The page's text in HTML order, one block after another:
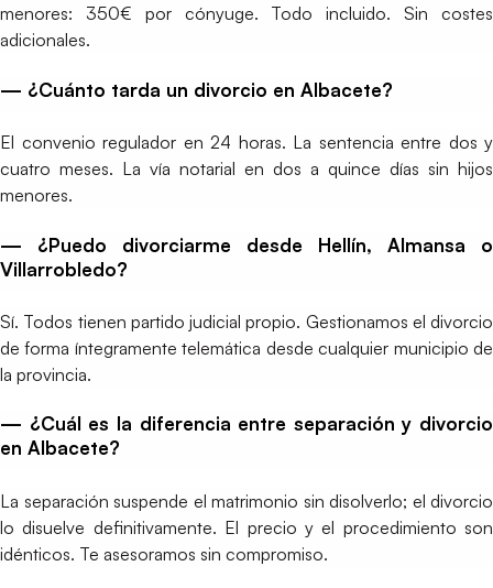
menores: 350€ por cónyuge. Todo incluido. Sin costes
adicionales.
— ¿Cuánto tarda un divorcio en Albacete?
El convenio regulador en 24 horas. La sentencia entre dos y
cuatro meses. La vía notarial en dos a quince días sin hijos
menores.
— ¿Puedo divorciarme desde Hellín, Almansa o
Villarrobledo?
Sí. Todos tienen partido judicial propio. Gestionamos el divorcio
de forma íntegramente telemática desde cualquier municipio de
la provincia.
— ¿Cuál es la diferencia entre separación y divorcio
en Albacete?
La separación suspende el matrimonio sin disolverlo; el divorcio
lo disuelve definitivamente. El precio y el procedimiento son
idénticos. Te asesoramos sin compromiso.